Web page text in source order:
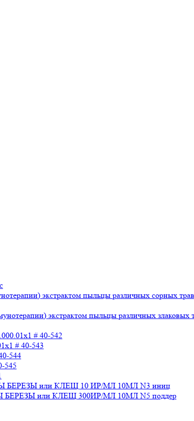
экстрактом пыльцы различных сорных
экстрактом пыльцы различных злаковых
# 40-542
# 40-543
544
545
БЕРЕЗЫ или КЛЕЩ 10 ИР/МЛ 10МЛ N3 иниц
БЕРЕЗЫ или КЛЕЩ 300ИР/МЛ 10МЛ N5 поддер